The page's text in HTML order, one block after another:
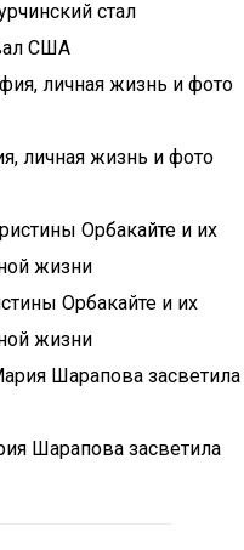
стал
США
личная жизнь и фото
Орбакайте и их
жизни
Шарапова засветила